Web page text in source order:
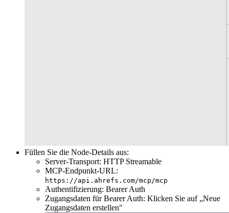
Füllen Sie die Node-Details aus:
Server-Transport: HTTP Streamable
MCP-Endpunkt-URL:
https://api.ahrefs.com/mcp/mcp
Authentifizierung: Bearer Auth
Zugangsdaten für Bearer Auth: Klicken Sie auf „Neue
Zugangsdaten erstellen"